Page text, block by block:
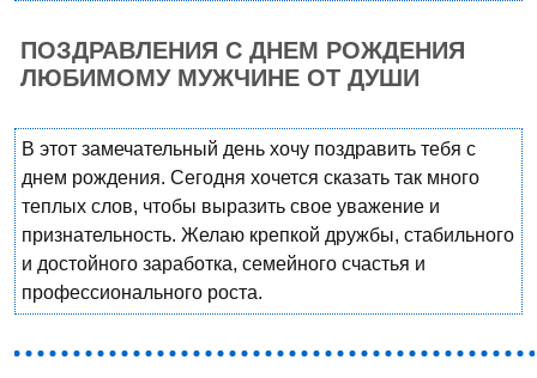
ПОЗДРАВЛЕНИЯ С ДНЕМ РОЖДЕНИЯ
ЛЮБИМОМУ МУЖЧИНЕ ОТ ДУШИ
В этот замечательный день хочу поздравить тебя с
днем рождения. Сегодня хочется сказать так много
теплых слов, чтобы выразить свое уважение и
признательность. Желаю крепкой дружбы, стабильного
и достойного заработка, семейного счастья и
профессионального роста.